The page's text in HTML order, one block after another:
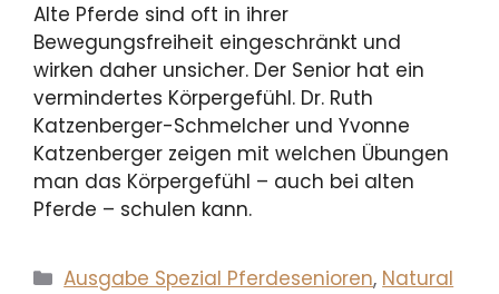
Alte Pferde sind oft in ihrer
Bewegungsfreiheit eingeschränkt und
wirken daher unsicher. Der Senior hat ein
vermindertes Körpergefühl. Dr. Ruth
Katzenberger-Schmelcher und Yvonne
Katzenberger zeigen mit welchen Übungen
man das Körpergefühl – auch bei alten
Pferde – schulen kann.
Kategorien
Ausgabe Spezial Pferdesenioren, Natural